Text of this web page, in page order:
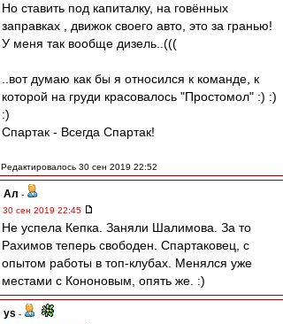
Но ставить под капиталку, на говённых
заправках , движок своего авто, это за гранью!
У меня так вообще дизель..(((
..вот думаю как бы я относился к команде, к
которой на груди красовалось "Простомол" :) :)
:)
Спартак - Всегда Спартак!
Редактировалось 30 сен 2019 22:52
Ал -
30 сен 2019 22:45
Не успела Кепка. Заняли Шалимова. За то
Рахимов теперь свободен. Спартаковец, с
опытом работы в топ-клубах. Менялся уже
местами с Кононовым, опять же. :)
ys -